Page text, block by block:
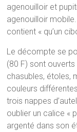
agenouilloir et
agenouilloir
contient « qu’un
Le décompte se
(80 F) sont
chasubles, étoles,
couleurs
trois nappes
oublier un calice «
argenté dans son